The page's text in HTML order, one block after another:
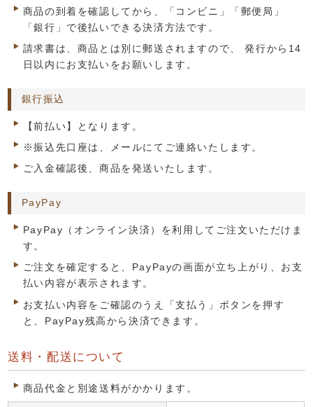
商品の到着を確認してから、「コンビニ」「郵便局」
「銀行」で後払いできる決済方法です。
請求書は、商品とは別に郵送されますので、 発行から14
日以内にお支払いをお願いします。
銀行振込
【前払い】となります。
※振込先口座は、メールにてご連絡いたします。
ご入金確認後、商品を発送いたします。
PayPay
PayPay（オンライン決済）を利用してご注文いただけま
す。
ご注文を確定すると、PayPayの画面が立ち上がり、お支
払い内容が表示されます。
お支払い内容をご確認のうえ「支払う」ボタンを押す
と、PayPay残高から決済できます。
送料・配送について
商品代金と別途送料がかかります。